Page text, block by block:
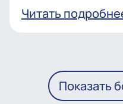
Читать
Показать